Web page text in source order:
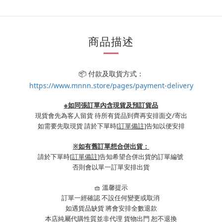
商品描述
📦 付款及取貨方式：
https://www.mnnn.store/pages/payment-delivery
※如同張訂單內含現貨及預訂貨品
現貨會先為客人留貨 待所有貨品到齊再安排面交/寄出
如需要先取現貨 請於下單時[訂單備註]告知以便安排
※如有舊訂單想合併出貨：
請於下單時[訂單備註]告知希望合併出貨的訂單編號
否則會以單一訂單安排出貨
🧺 溫馨提示
訂單一經確認 不設任何變更或取消
如遇貨品缺貨 將會安排全數退款
本店純屬代購性質並非代理 貨物出門 恕不退換